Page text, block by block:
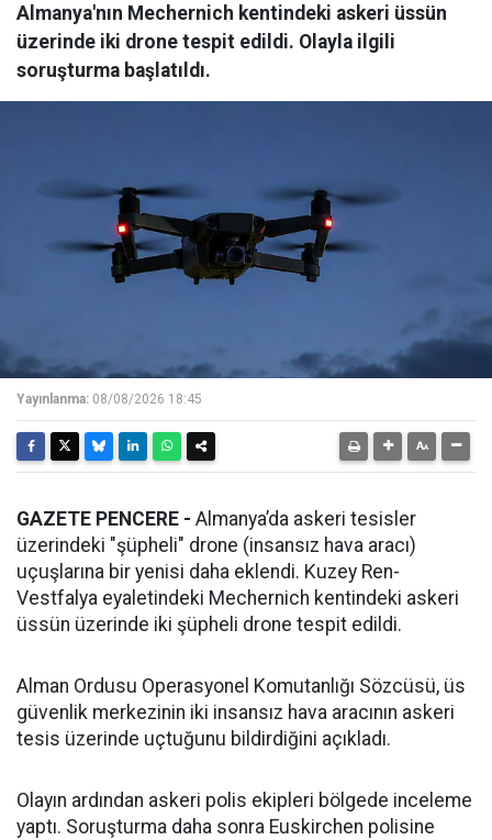
Almanya'nın Mechernich kentindeki askeri üssün
üzerinde iki drone tespit edildi. Olayla ilgili
soruşturma başlatıldı.
Yayınlanma: 08/08/2026 18:45
GAZETE PENCERE - Almanya’da askeri tesisler
üzerindeki "şüpheli" drone (insansız hava aracı)
uçuşlarına bir yenisi daha eklendi. Kuzey Ren-
Vestfalya eyaletindeki Mechernich kentindeki askeri
üssün üzerinde iki şüpheli drone tespit edildi.
Alman Ordusu Operasyonel Komutanlığı Sözcüsü, üs
güvenlik merkezinin iki insansız hava aracının askeri
tesis üzerinde uçtuğunu bildirdiğini açıkladı.
Olayın ardından askeri polis ekipleri bölgede inceleme
yaptı. Soruşturma daha sonra Euskirchen polisine